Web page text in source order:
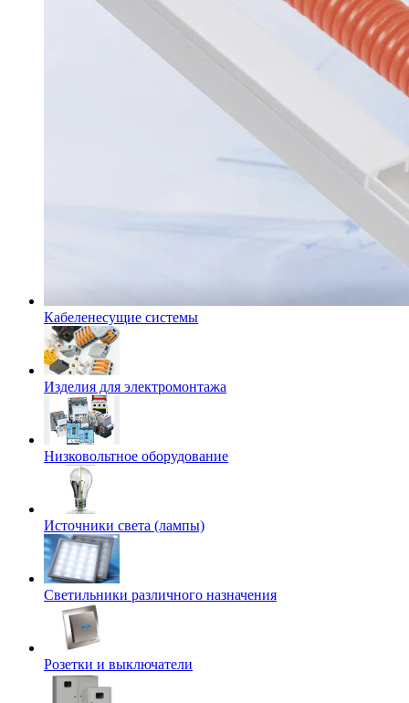
Кабеленесущие системы
Изделия для электромонтажа
Низковольтное оборудование
Источники света (лампы)
Светильники различного назначения
Розетки и выключатели